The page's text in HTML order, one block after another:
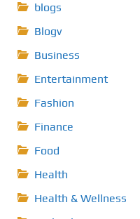
blogs
Blogv
Business
Entertainment
Fashion
Finance
Food
Health
Health & Wellness